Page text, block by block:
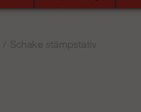
Schake stämpstativ